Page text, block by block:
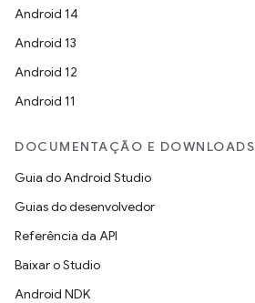
Android 14
Android 13
Android 12
Android 11
DOCUMENTAÇÃO E DOWNLOADS
Guia do Android Studio
Guias do desenvolvedor
Referência da API
Baixar o Studio
Android NDK